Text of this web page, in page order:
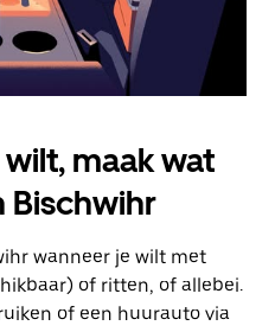
maak wat
Bischwihr
wanneer je wilt met
of ritten, of allebei.
of een huurauto via